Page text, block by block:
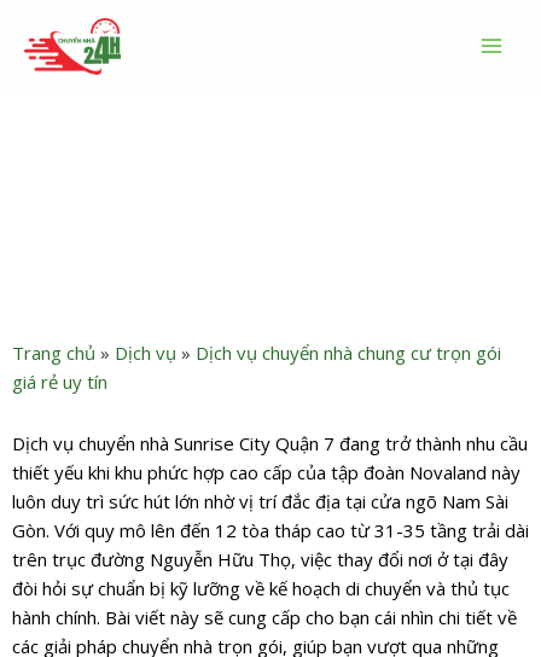
Trang chủ » Dịch vụ » Dịch vụ chuyển nhà chung cư trọn gói
giá rẻ uy tín
Dịch vụ chuyển nhà Sunrise City Quận 7 đang trở thành nhu cầu
thiết yếu khi khu phức hợp cao cấp của tập đoàn Novaland này
luôn duy trì sức hút lớn nhờ vị trí đắc địa tại cửa ngõ Nam Sài
Gòn. Với quy mô lên đến 12 tòa tháp cao từ 31-35 tầng trải dài
trên trục đường Nguyễn Hữu Thọ, việc thay đổi nơi ở tại đây
đòi hỏi sự chuẩn bị kỹ lưỡng về kế hoạch di chuyển và thủ tục
hành chính. Bài viết này sẽ cung cấp cho bạn cái nhìn chi tiết về
các giải pháp chuyển nhà trọn gói, giúp bạn vượt qua những